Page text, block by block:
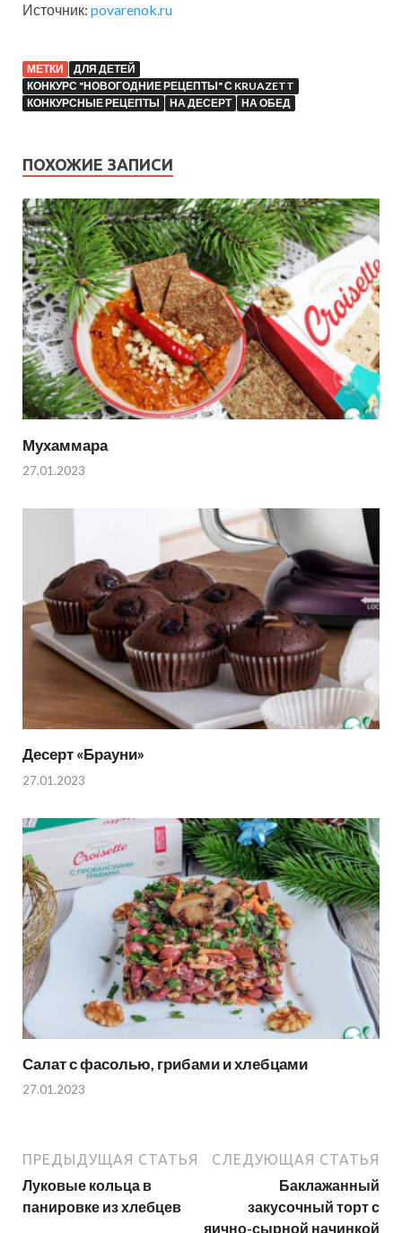
Источник: povarenok.ru
МЕТКИ
ДЛЯ ДЕТЕЙ
КОНКУРС "НОВОГОДНИЕ РЕЦЕПТЫ" С KRUAZETT
КОНКУРСНЫЕ РЕЦЕПТЫ
НА ДЕСЕРТ НА ОБЕД
ПОХОЖИЕ ЗАПИСИ
Мухаммара
27.01.2023
Десерт «Брауни»
27.01.2023
Салат с фасолью, грибами и хлебцами
27.01.2023
ПРЕДЫДУЩАЯ СТАТЬЯ
Луковые кольца в
панировке из хлебцев
СЛЕДУЮЩАЯ СТАТЬЯ
Баклажанный
закусочный торт с
яично-сырной начинкой